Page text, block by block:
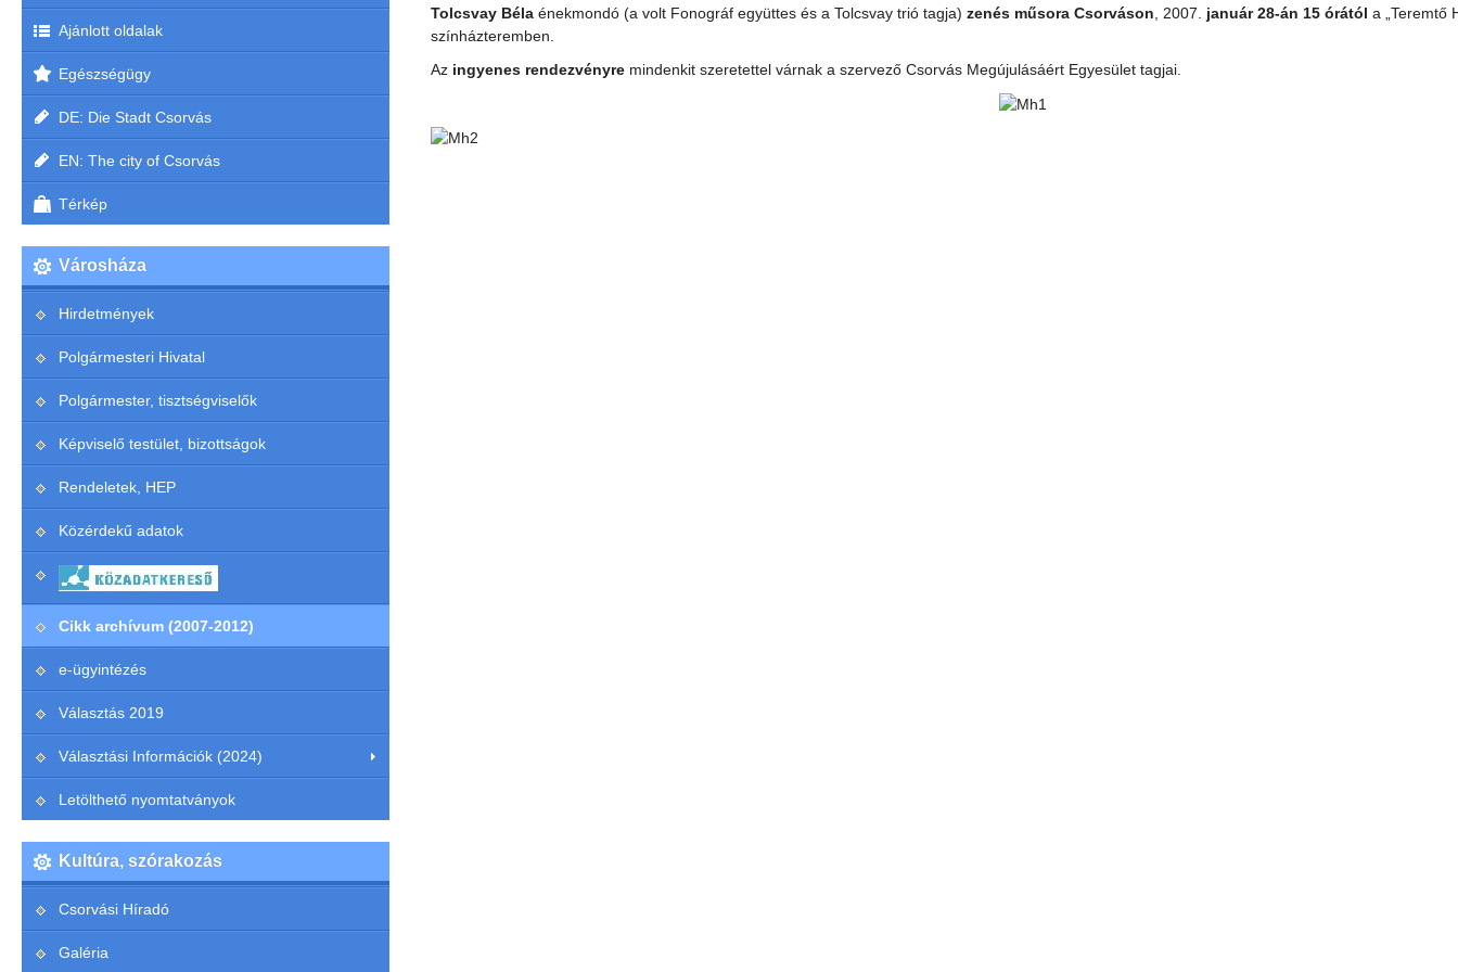
Tolcsvay Bélaénekmondó (a volt Fonográf együttes és a Tolcsvay trió tagja) zenés műsora Csorváson , 2007. január 28-án 15 órától a „Teremtő
színházteremben.
Az ingyenes rendezvényremindenkit szeretettel várnak a szervező Csorvás Megújulásáért Egyesület tagjai.
Ajánlott oldalak
Egészségügy
DE: Die Stadt Csorvás
EN: The city of Csorvás
Térkép
Városháza
Hirdetmények
Polgármesteri Hivatal
Polgármester, tisztségviselők
Képviselő testület, bizottságok
Rendeletek, HEP
Közérdekű adatok
Cikk archívum (2007-2012)
e-ügyintézés
Választás 2019
Választási Információk (2024)
Letölthető nyomtatványok
Kultúra, szórakozás
Csorvási Híradó
Galéria